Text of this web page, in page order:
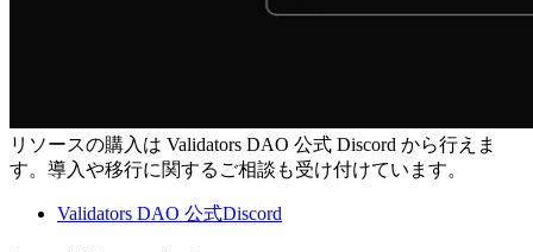
リソースの購入は Validators DAO 公式 Discord から行えま
す。導入や移行に関するご相談も受け付けています。
Validators DAO 公式Discord